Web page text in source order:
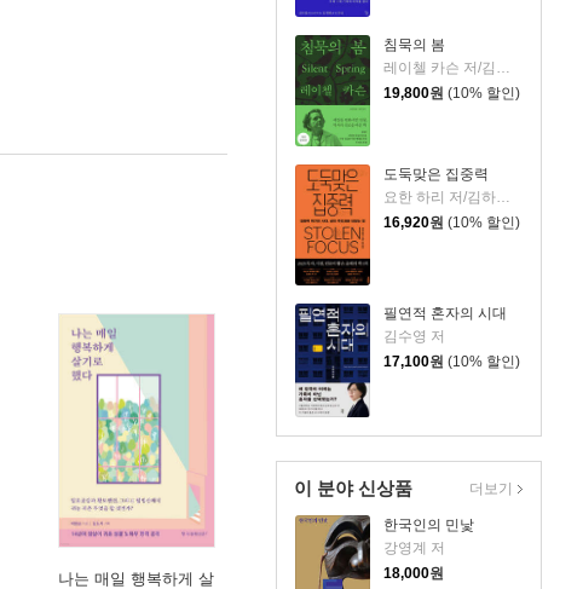
침묵의 봄
레이첼 카슨 저/김은령 역/홍욱희 감수
19,800원 (10% 할인)
도둑맞은 집중력
요한 하리 저/김하현 역
16,920원 (10% 할인)
필연적 혼자의 시대
김수영 저
17,100원 (10% 할인)
이 분야 신상품
한국인의 민낯
강영계 저
18,000원
더보기
나는 매일 행복하게 살